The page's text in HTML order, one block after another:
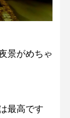
景がめちゃ
最高です